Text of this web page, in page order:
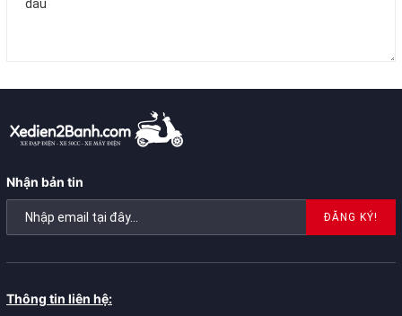
Nhận bản tin
ĐĂNG KÝ!
Thông tin liên hệ: